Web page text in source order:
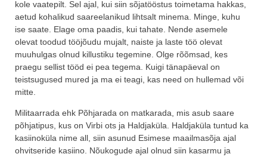
kole vaatepilt. Sel ajal, kui siin sõjatööstus toimetama hakkas,
aetud kohalikud saareelanikud lihtsalt minema. Minge, kuhu
ise saate. Elage oma paadis, kui tahate. Nende asemele
olevat toodud tööjõudu mujalt, naiste ja laste töö olevat
muuhulgas olnud killustiku tegemine. Olge rõõmsad, kes
praegu sellist tööd ei pea tegema. Kuigi tänapäeval on
teistsugused mured ja ma ei teagi, kas need on hullemad või
mitte.
Militaarrada ehk Põhjarada on matkarada, mis asub saare
põhjatipus, kus on Virbi ots ja Haldjaküla. Haldjaküla tuntud ka
kasiinoküla nime all, siin asunud Esimese maailmasõja ajal
ohvitseride kasiino. Nõukogude ajal olnud siin kasarmu ja